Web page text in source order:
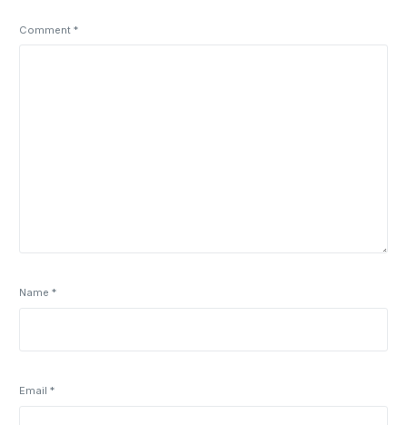
Comment*
Name*
Email*